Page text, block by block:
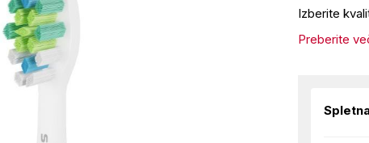
Izberite
Preberite